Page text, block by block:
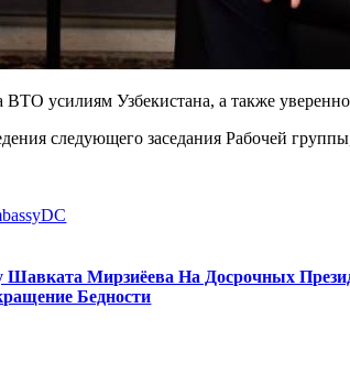
усилиям Узбекистана, а также
следующего заседания Рабочей
Мирзиёева На Досрочных
Бедности